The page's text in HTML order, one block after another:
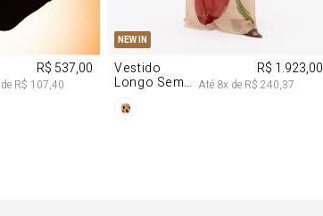
R$ 537,00
R$ 107,40
NEW IN
G
Vestido
Longo Sem
Chiffon
R$ 1.923,00
Até 8x de R$ 240,37